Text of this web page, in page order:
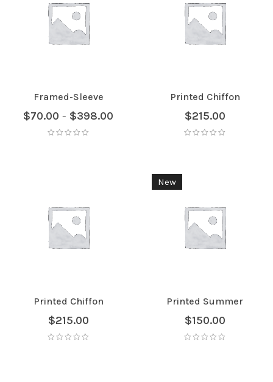
Framed-Sleeve
$70.00 – $398.00
Printed Chiffon
$215.00
Printed Chiffon
$215.00
New
Printed Summer
$150.00